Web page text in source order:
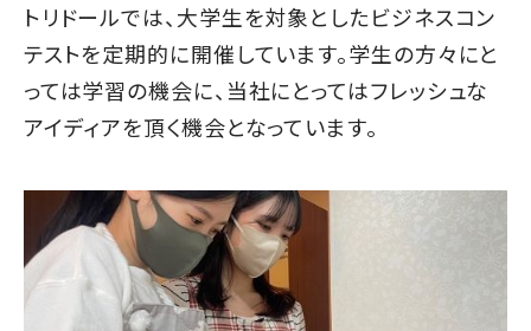
トリドールでは、大学生を対象としたビジネスコン
テストを定期的に開催しています。学生の方々にと
っては学習の機会に、当社にとってはフレッシュな
アイディアを頂く機会となっています。